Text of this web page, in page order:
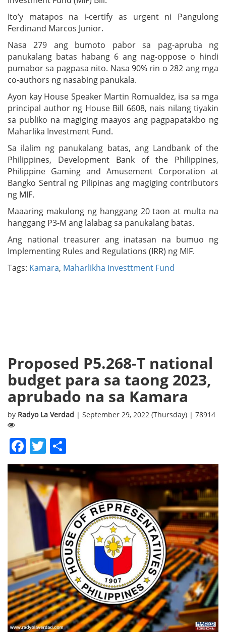
Ito’y matapos na i-certify as urgent ni Pangulong
Ferdinand Marcos Junior.
Nasa 279 ang bumoto pabor sa pag-apruba ng
panukalang batas habang 6 ang nag-oppose o hindi
pumabor sa pagpasa nito. Nasa 90% rin o 282 ang mga
co-authors ng nasabing panukala.
Ayon kay House Speaker Martin Romualdez, isa sa mga
principal author ng House Bill 6608, nais nilang tiyakin
sa publiko na magiging maayos ang pagpapatakbo ng
Maharlika Investment Fund.
Sa ilalim ng panukalang batas, ang Landbank of the
Philippines, Development Bank of the Philippines,
Philippine Gaming and Amusement Corporation at
Bangko Sentral ng Pilipinas ang magiging contributors
ng MIF.
Maaaring makulong ng hanggang 20 taon at multa na
hanggang P3-M ang lalabag sa panukalang batas.
Ang national treasurer ang inatasan na bumuo ng
Implementing Rules and Regulations (IRR) ng MIF.
Tags: Kamara, Maharlikha Investtment Fund
Proposed P5.268-T national
budget para sa taong 2023,
aprubado na sa Kamara
by Radyo La Verdad | September 29, 2022 (Thursday) | 78914
Facebook
Twitter